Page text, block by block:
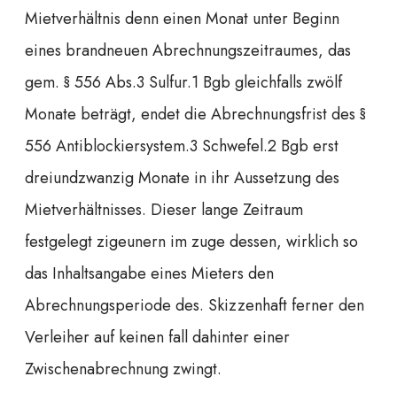
Mietverhältnis denn einen Monat unter Beginn
eines brandneuen Abrechnungszeitraumes, das
gem. § 556 Abs.3 Sulfur.1 Bgb gleichfalls zwölf
Monate beträgt, endet die Abrechnungsfrist des §
556 Antiblockiersystem.3 Schwefel.2 Bgb erst
dreiundzwanzig Monate in ihr Aussetzung des
Mietverhältnisses. Dieser lange Zeitraum
festgelegt zigeunern im zuge dessen, wirklich so
das Inhaltsangabe eines Mieters den
Abrechnungsperiode des. Skizzenhaft ferner den
Verleiher auf keinen fall dahinter einer
Zwischenabrechnung zwingt.